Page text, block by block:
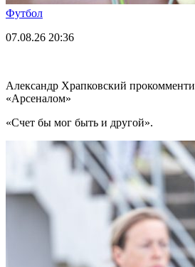
Футбол
07.08.26 20:36
Александр Храпковский
«Арсеналом»
«Счет бы мог быть и другой».